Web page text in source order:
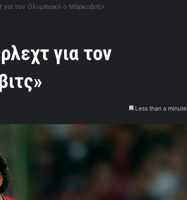
για τον Ολυμπιακό ο Μάρκοβιτς»
για τον
Less than a minute